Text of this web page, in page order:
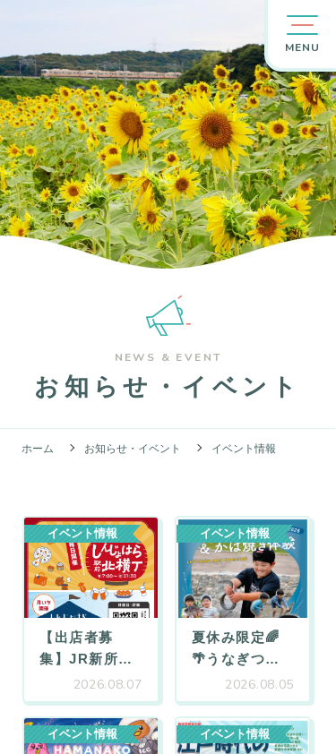
MENU
NEWS & EVENT
お知らせ・イベント
ホーム お知らせ・イベント イベント情報
イベント情報
【出店者募
集】JR新所…
2026.08.07
イベント情報
夏休み限定🌈
🌴うなぎつ…
2026.08.05
イベント情報 イベント情報